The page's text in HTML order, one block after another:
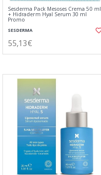
Sesderma Pack Mesoses Crema 50 ml
+ Hidraderm Hyal Serum 30 ml
Promo
SESDERMA
55,13€